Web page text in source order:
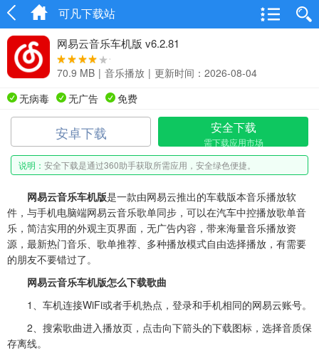
可凡下载站
网易云音乐车机版 v6.2.81
70.9 MB | 音乐播放 | 更新时间：2026-08-04
无病毒
无广告 免费
安卓下载 安全下载
需下载应用市场
说明： 安全下载是通过360助手获取所需应用，安全绿色便捷。
网易云音乐车机版是一款由网易云推出的车载版本音乐播放软
件，与手机电脑端网易云音乐歌单同步，可以在汽车中控播放歌单音
乐，简洁实用的外观主页界面，无广告内容，带来海量音乐播放资
源，最新热门音乐、歌单推荐、多种播放模式自由选择播放，有需要
的朋友不要错过了。
网易云音乐车机版怎么下载歌曲
1、车机连接WiFi或者手机热点，登录和手机相同的网易云账号。
2、搜索歌曲进入播放页，点击向下箭头的下载图标，选择音质保
存离线。